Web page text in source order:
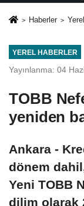
Haberler
YEREL HABERLER
Yayınlanma: 04
TOBB
yeniden
Ankara -
dönem
Yeni TOBB
dilim olarak